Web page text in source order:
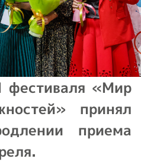
фестиваля «Мир
принял
приема